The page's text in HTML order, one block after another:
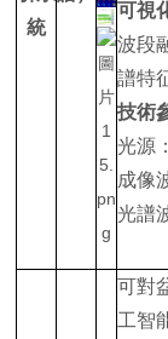
統
可視
波段
譜特
技術
光源
成像
光譜
可對
工智